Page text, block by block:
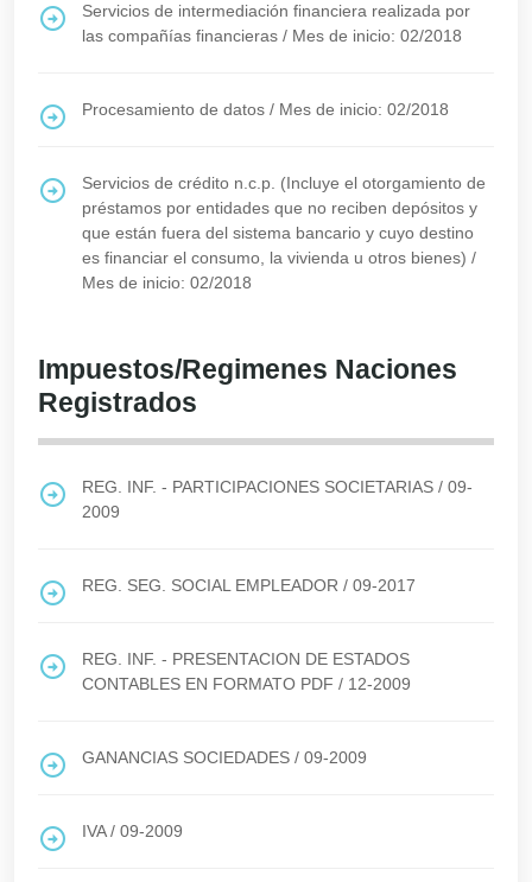
Servicios de intermediación financiera realizada por
las compañías financieras / Mes de inicio: 02/2018
Procesamiento de datos / Mes de inicio: 02/2018
Servicios de crédito n.c.p. (Incluye el otorgamiento de
préstamos por entidades que no reciben depósitos y
que están fuera del sistema bancario y cuyo destino
es financiar el consumo, la vivienda u otros bienes) /
Mes de inicio: 02/2018
Impuestos/Regimenes Naciones
Registrados
REG. INF. - PARTICIPACIONES SOCIETARIAS / 09-
2009
REG. SEG. SOCIAL EMPLEADOR / 09-2017
REG. INF. - PRESENTACION DE ESTADOS
CONTABLES EN FORMATO PDF / 12-2009
GANANCIAS SOCIEDADES / 09-2009
IVA/ 09-2009